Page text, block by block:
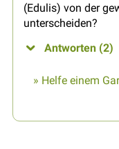
(Edulis) von der
unterscheiden?
Antworten (2)
» Helfe einem